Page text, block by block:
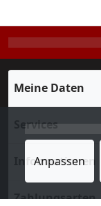
Meine Daten
Services
Informationen
Zahlungsarten
Anpassen